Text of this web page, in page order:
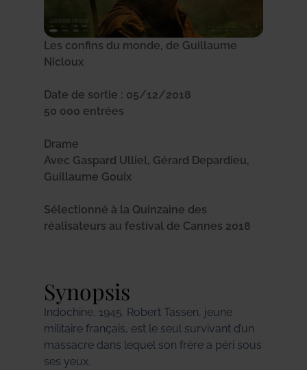
Les confins du monde, de Guillaume
Nicloux
Date de sortie : 05/12/2018
50 000 entrées
Drame
Avec Gaspard Ulliel, Gérard Depardieu,
Guillaume Gouix
Sélectionné à la Quinzaine des
réalisateurs au festival de Cannes 2018
Synopsis
Indochine, 1945. Robert Tassen, jeune
militaire français, est le seul survivant d’un
massacre dans lequel son frère a péri sous
ses yeux.